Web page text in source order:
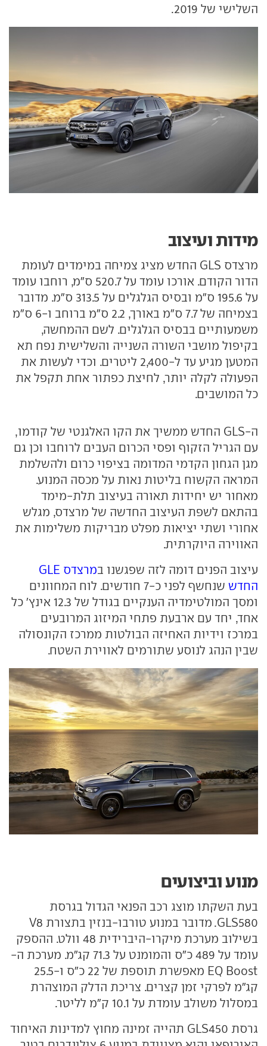
השלישי של 2019.
מידות ועיצוב
מרצדס GLS החדש מציג צמיחה במימדים לעומת
הדור הקודם. אורכו עומד על 520.7 ס"מ, רוחבו עומד
על 195.6 ס"מ ובסיס הגלגלים על 313.5 ס"מ. מדובר
בצמיחה של 7.7 ס"מ באורך, 2.2 ס"מ ברוחב ו-6 ס"מ
משמעותיים בבסיס הגלגלים. לשם ההמחשה,
בקיפול מושבי השורה השנייה והשלישית נפח תא
המטען מגיע עד ל-2,400 ליטרים. וכדי לעשות את
הפעולה לקלה יותר, לחיצת כפתור אחת תקפל את
כל המושבים.
ה-GLS החדש ממשיך את הקו האלגנטי של קודמו,
עם הגריל הזקוף ופסי הכרום העבים לרוחבו וכן גם
מגן הגחון הקדמי המדומה בציפוי כרום ולהשלמת
המראה הקשוח בליטות נאות על מכסה המנוע.
מאחור יש יחידות תאורה בעיצוב תלת-מימד
בהתאם לשפת העיצוב החדשה של מרצדס, מגלש
אחורי ושתי יציאות מפלט מבריקות משלימות את
האווירה היוקרתית.
עיצוב הפנים דומה לזה שפגשנו ב
מרצדס GLE
החדש
שנחשף לפני כ-7 חודשים. לוח המחוונים
ומסך המולטימדיה הענקיים בגודל של 12.3 אינץ' כל
אחד, יחד עם ארבעת פתחי המיזוג המרובעים
במרכז וידיות האחיזה הבולטות ממרכז הקונסולה
שבין הנהג לנוסע שתורמים לאווירת השטח.
מנוע וביצועים
בעת השקתו מוצג רכב הפנאי הגדול בגרסת
GLS580. מדובר במנוע טורבו-בנזין בתצורת V8
בשילוב מערכת מיקרו-היברידית 48 וולט. ההספק
עומד על 489 כ"ס והמומנט על 71.3 קג"מ. מערכת ה-
EQ Boost מאפשרת תוספת של 22 כ"ס ו-25.5
קג"מ לפרקי זמן קצרים. צריכת הדלק המוצהרת
במסלול משולב עומדת על 10.1 ק"מ לליטר.
גרסת GLS450 תהייה זמינה מחוץ למדינות האיחוד